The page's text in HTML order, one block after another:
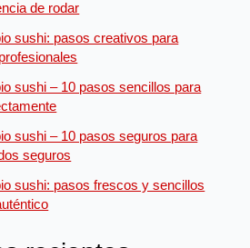
de rodar
sushi: pasos creativos para
sushi – 10 pasos sencillos para
sushi – 10 pasos seguros para
seguros
sushi: pasos frescos y sencillos